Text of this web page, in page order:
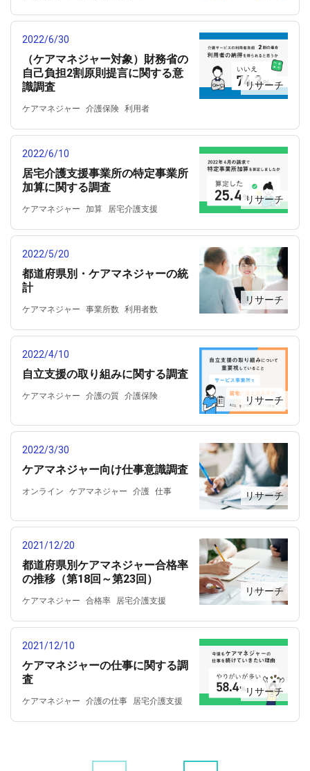
居宅介護支援
リサーチ
2022/6/30
ケアマネジャー 介護保険 利用者
（ケアマネジャー対象）財務省の
自己負担2割原則提言に関する意
識調査
リサーチ
2022/6/10
ケアマネジャー 加算
居宅介護支援
居宅介護支援事業所の特定事業所
加算に関する調査
リサーチ
2022/5/20
ケアマネジャー 事業所数 利用者数
都道府県別・ケアマネジャーの統
計
リサーチ
2022/4/10
ケアマネジャー 介護の質 介護保険
自立支援の取り組みに関する調査
リサーチ
2022/3/30
オンライン ケアマネジャー 介護 仕事
ケアマネジャー向け仕事意識調査
リサーチ
2021/12/20
ケアマネジャー 合格率
居宅介護支援
都道府県別ケアマネジャー合格率
の推移（第18回～第23回）
リサーチ
2021/12/10
ケアマネジャー 介護の仕事 居宅介護支援
ケアマネジャーの仕事に関する調
査